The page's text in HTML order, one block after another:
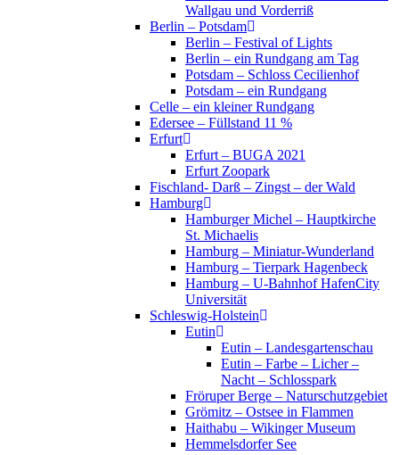
Wallgau und Vorderriß
Berlin – Potsdam
Berlin – Festival of Lights
Berlin – ein Rundgang am Tag
Potsdam – Schloss Cecilienhof
Potsdam – ein Rundgang
Celle – ein kleiner Rundgang
Edersee – Füllstand 11 %
Erfurt
Erfurt – BUGA 2021
Erfurt Zoopark
Fischland- Darß – Zingst – der Wald
Hamburg
Hamburger Michel – Hauptkirche
St. Michaelis
Hamburg – Miniatur-Wunderland
Hamburg – Tierpark Hagenbeck
Hamburg – U-Bahnhof HafenCity
Universität
Schleswig-Holstein
Eutin
Eutin – Landesgartenschau
Eutin – Farbe – Licher –
Nacht – Schlosspark
Fröruper Berge – Naturschutzgebiet
Grömitz – Ostsee in Flammen
Haithabu – Wikinger Museum
Hemmelsdorfer See